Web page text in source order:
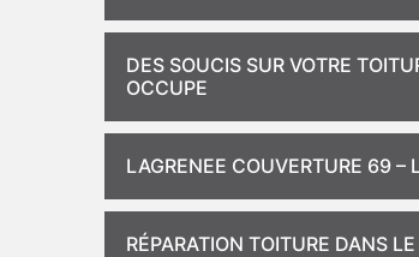
DES SOUCIS SUR VOTRE
OCCUPE
LAGRENEE COUVERTURE 69 –
RÉPARATION TOITURE DANS